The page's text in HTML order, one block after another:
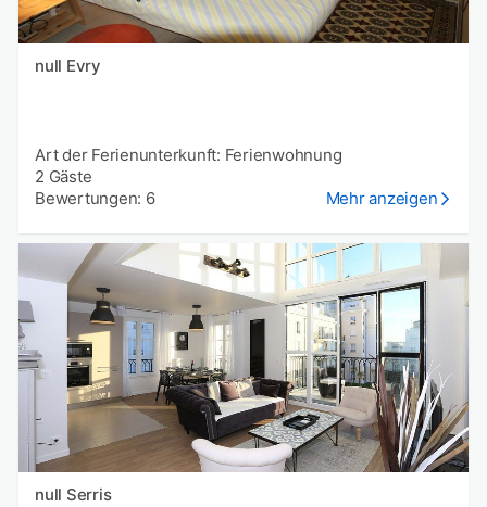
null Evry
Art der Ferienunterkunft: Ferienwohnung
2 Gäste
Bewertungen: 6
Mehr anzeigen
null Serris